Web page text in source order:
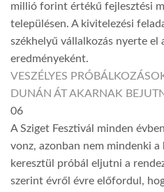
millió forint értékű fejlesztési
településen. A kivitelezési
székhelyű vállalkozás nyerte el
eredményeként.
VESZÉLYES
DUNÁN ÁT AKARNAK
06
A Sziget Fesztivál minden
vonz, azonban nem mindenki
keresztül próbál eljutni a
szerint évről évre előfordul,